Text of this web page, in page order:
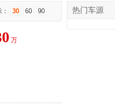
30 60 90
万
热门车源